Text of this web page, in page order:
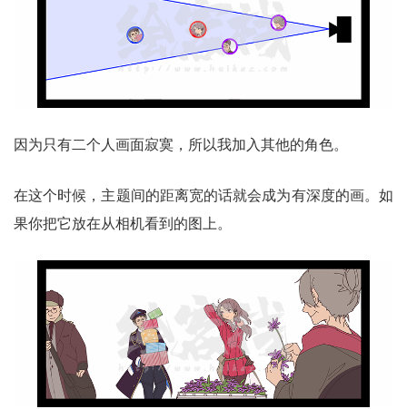
因为只有二个人画面寂寞，所以我加入其他的角色。
在这个时候，主题间的距离宽的话就会成为有深度的画。如
果你把它放在从相机看到的图上。